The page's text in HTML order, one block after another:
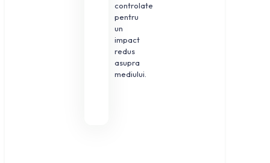
controlate
pentru
un
impact
redus
asupra
mediului.